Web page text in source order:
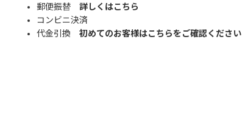
郵便振替 詳しくはこちら
コンビニ決済
代金引換 初めてのお客様はこちらをご確認ください